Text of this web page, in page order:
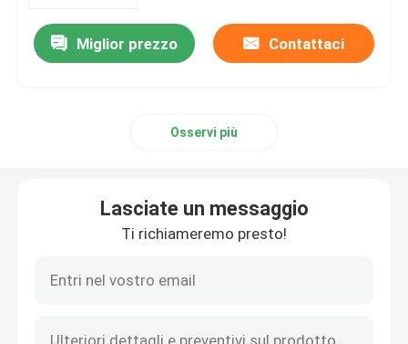
Miglior prezzo Contattaci
Osservi più
Lasciate un messaggio
Ti richiameremo presto!